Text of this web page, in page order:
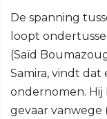
De spanning
loopt
(Saïd
Samira, vindt
ondernomen. Hij
gevaar